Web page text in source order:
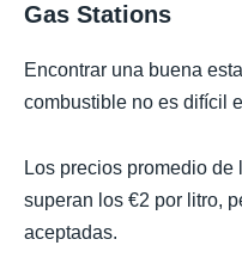
Gas Stations
Encontrar una buena
combustible no es difícil
Los precios promedio
superan los €2 por litro,
aceptadas.